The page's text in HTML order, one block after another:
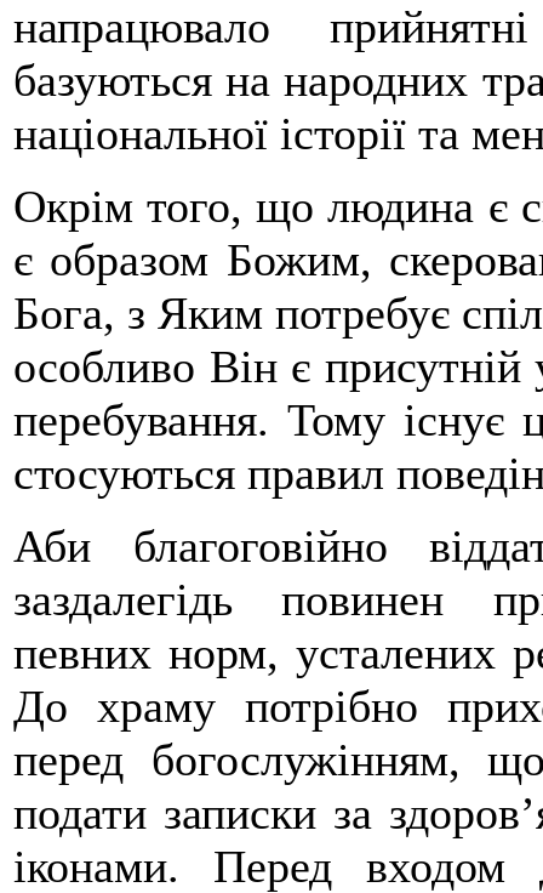
напрацювало
базуються на народних
національної історії та
Окрім того, що людина є
є образом Божим,
Бога, з Яким потребує
особливо Він є присутній
перебування. Тому існує
стосуються правил
Аби благоговійно
заздалегідь повинен
певних норм, усталених
До храму потрібно
перед богослужінням,
подати записки за
іконами. Перед